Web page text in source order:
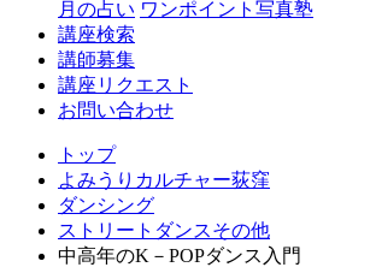
月の占い ワンポイント写真塾
講座検索
講師募集
講座リクエスト
お問い合わせ
トップ
よみうりカルチャー荻窪
ダンシング
ストリートダンスその他
中高年のK－POPダンス入門